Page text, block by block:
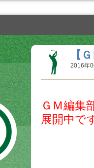
【
2016年
ＧＭ編集
展開中で